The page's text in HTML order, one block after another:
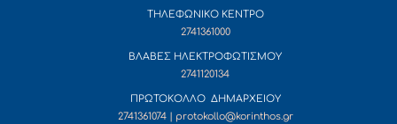
ΤΗΛΕΦΩΝΙΚΟ ΚΕΝΤΡΟ
2741361000
ΒΛΑΒΕΣ ΗΛΕΚΤΡΟΦΩΤΙΣΜΟΥ
2741120134
ΠΡΩΤΟΚΟΛΛΟ ΔΗΜΑΡΧΕΙΟΥ
2741361074 | protokollo@korinthos.gr